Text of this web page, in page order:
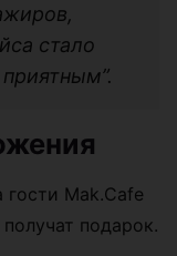
стало
гости Mak.Cafe
подарок.